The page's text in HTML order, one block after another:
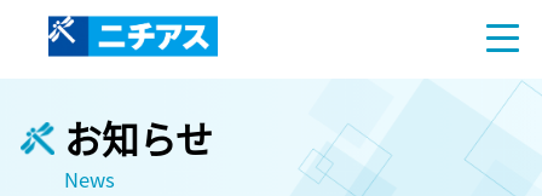
お知らせ
News